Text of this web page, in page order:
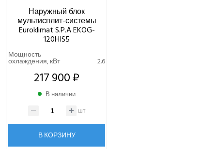
Наружный блок
мультисплит-системы
Euroklimat S.P.A EKOG-
120HIS5
Мощность
охлаждения, кВт 2.6
217 900 ₽
В наличии
шт
В КОРЗИНУ